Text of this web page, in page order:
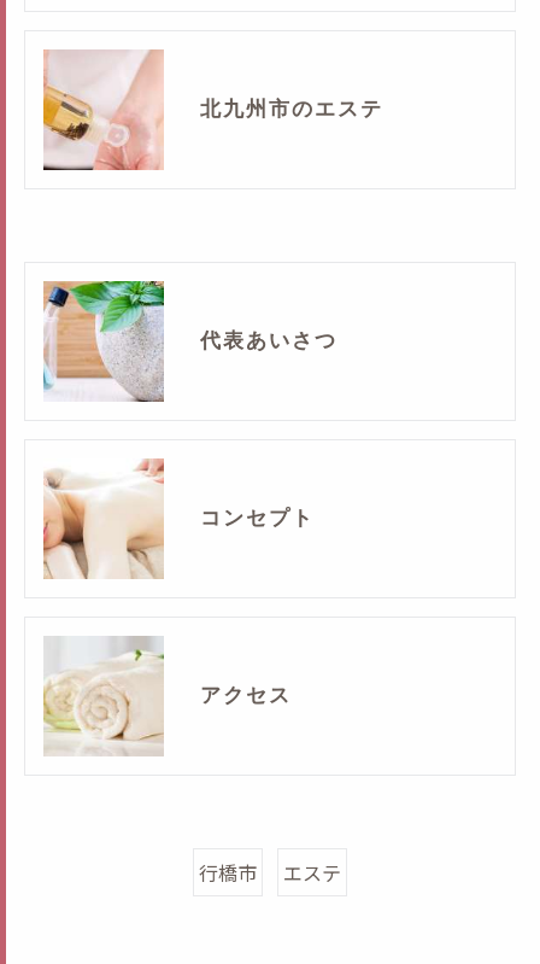
北九州市のエステ
代表あいさつ
コンセプト
アクセス
行橋市 エステ